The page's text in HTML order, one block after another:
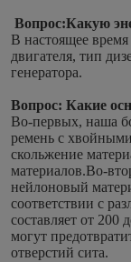
Вопрос:Какую
В настоящее
двигателя, тип
генератора.
Вопрос: Какие
Во-первых, наша
ремень с
скольжение
материалов.Во-
нейлоновый
соответствии с
составляет от
могут
отверстий сита.